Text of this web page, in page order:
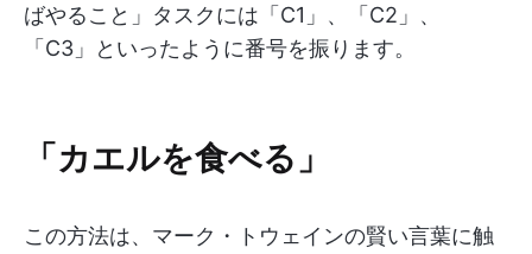
ばやること」タスクには「C1」、「C2」、
「C3」といったように番号を振ります。
「カエルを食べる」
この方法は、マーク・トウェインの賢い言葉に触